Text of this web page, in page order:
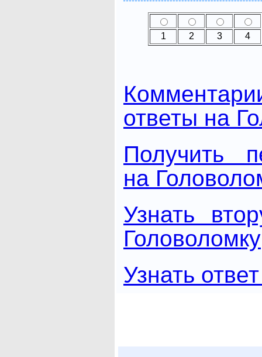
1 2 3 4
ответы на
Получить
на
Узнать
Головоломку
Узнать